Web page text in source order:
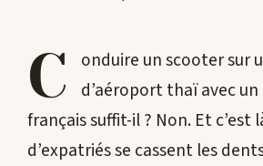
C
onduire un scooter sur
d’aéroport thaï avec
français suffit-il ? Non. Et c’est
d’expatriés se cassent les